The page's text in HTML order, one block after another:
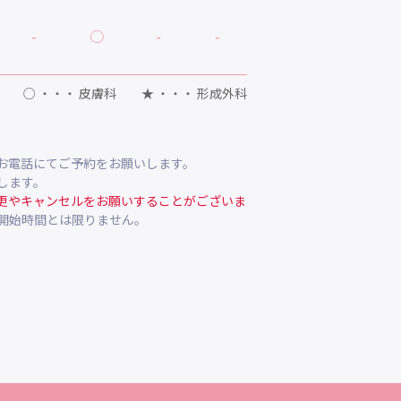
- ○ - -
○ ・・・ 皮膚科 ★ ・・・ 形成外科
話にてご予約をお願いします。
す。
やキャンセルをお願いすることがございま
時間とは限りません。